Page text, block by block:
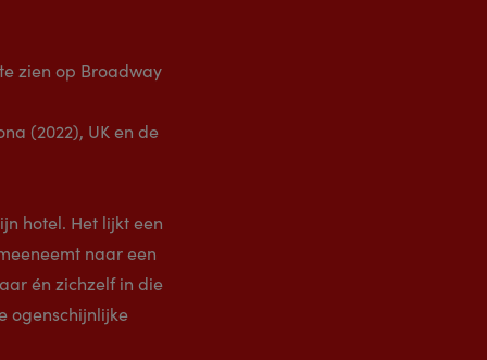
zien op Broadway
(2022), UK en de
hotel. Het lijkt een
naar een
én zichzelf in die
ogenschijnlijke